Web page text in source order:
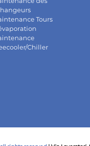
Tours
Chiller